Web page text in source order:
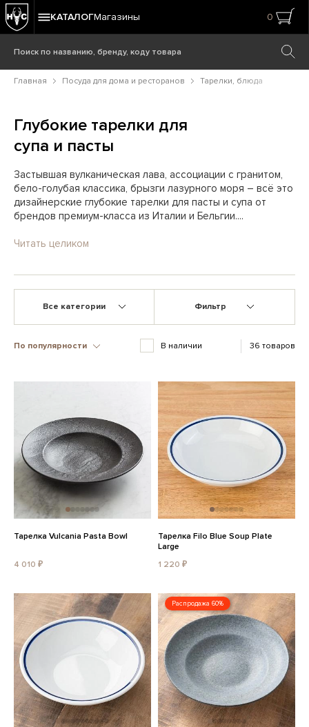
КАТАЛОГМагазины 0
Главная Посуда для дома и ресторанов Тарелки, блюда
Глубокие тарелки для
супа и пасты
Застывшая вулканическая лава, ассоциации с гранитом,
бело-голубая классика, брызги лазурного моря – всё это
дизайнерские глубокие тарелки для пасты и супа от
брендов премиум-класса из Италии и Бельгии....
Читать целиком
Все категории Фильтр
По популярности В наличии 36 товаров
Тарелка Vulcania Pasta Bowl
4 010 ₽
Тарелка Filo Blue Soup Plate
Large
1 220 ₽
Распродажа 60%